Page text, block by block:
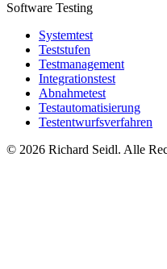
Software Testing
Systemtest
Teststufen
Testmanagement
Integrationstest
Abnahmetest
Testautomatisierung
Testentwurfsverfahren
© 2026 Richard Seidl. Alle